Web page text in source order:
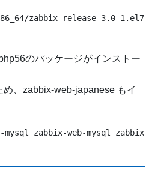
zabbix-release-3.0-
のパッケージがインストー
、zabbix-web-japanese もイ
zabbix-web-mysql zabbix-